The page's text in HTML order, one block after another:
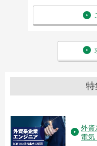
特
外資
電気